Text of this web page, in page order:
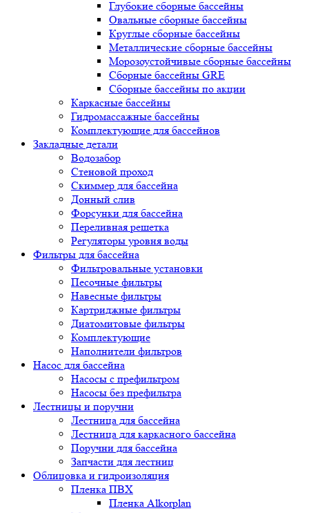
Глубокие сборные бассейны
Овальные сборные бассейны
Круглые сборные бассейны
Металлические сборные бассейны
Морозоустойчивые сборные бассейны
Сборные бассейны GRE
Сборные бассейны по акции
Каркасные бассейны
Гидромассажные бассейны
Комплектующие для бассейнов
Закладные детали
Водозабор
Стеновой проход
Скиммер для бассейна
Донный слив
Форсунки для бассейна
Переливная решетка
Регуляторы уровня воды
Фильтры для бассейна
Фильтровальные установки
Песочные фильтры
Навесные фильтры
Картриджные фильтры
Диатомитовые фильтры
Комплектующие
Наполнители фильтров
Насос для бассейна
Насосы с префильтром
Насосы без префильтра
Лестницы и поручни
Лестница для бассейна
Лестница для каркасного бассейна
Поручни для бассейна
Запчасти для лестниц
Облицовка и гидроизоляция
Пленка ПВХ
Пленка Alkorplan